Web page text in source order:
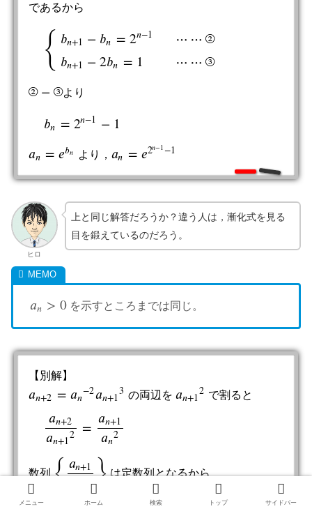
であるから
{ 𝑏𝑛+1 − 𝑏𝑛 = 2𝑛−1
𝑏𝑛+1 −2𝑏𝑛 = 1
⋯ ⋯ ②
⋯ ⋯ ③
+
② −③
② −③ より
𝑏𝑛 = 2𝑛−1 − 1
bn =2 n−1− 1
𝑎𝑛 = 𝑒𝑏𝑛
an =ebn より， 𝑎𝑛 = 𝑒2𝑛−1−1
an =e2n− −1
ヒロ
上と同じ解答だろうか？違う人は，漸化式を見る
目を鍛えているのだろう。
𝑎𝑛 > 0
an >0 を示すところまでは同じ。
【別解】
𝑎𝑛+2 = 𝑎𝑛−2𝑎𝑛+13
an+2 =a n−2an+13 の両辺を 𝑎𝑛+12
an+12 で割ると
𝑎𝑛+2
𝑎𝑛+12 =
𝑎𝑛+1
𝑎𝑛2
+2an+1 2= an+1an
数列{𝑎𝑛+1
𝑎 2 }
{an+1an2} は定数列となるから
𝑎
メニュー ホーム 検索 トップ サイドバー